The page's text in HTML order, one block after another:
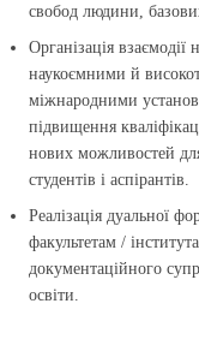
свобод людини,
Організація взаємодії
наукоємними й
міжнародними
підвищення
нових можливостей
студентів і аспірантів.
Реалізація дуальної
факультетам /
документаційного
освіти.